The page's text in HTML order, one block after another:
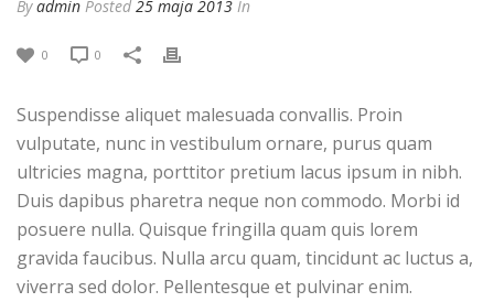
Byadmin Posted 25 maja 2013 In
0 0
Suspendisse aliquet malesuada convallis. Proin
vulputate, nunc in vestibulum ornare, purus quam
ultricies magna, porttitor pretium lacus ipsum in nibh.
Duis dapibus pharetra neque non commodo. Morbi id
posuere nulla. Quisque fringilla quam quis lorem
gravida faucibus. Nulla arcu quam, tincidunt ac luctus a,
viverra sed dolor. Pellentesque et pulvinar enim.